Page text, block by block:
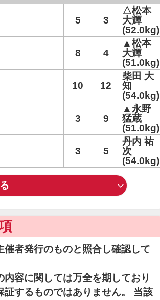
5 3
△松本
大輝
(52.0kg)
8 4
▲松本
大輝
(51.0kg)
10 12
柴田 大
知
(54.0kg)
3 9
▲永野
猛蔵
(51.0kg)
3 5
丹内 祐
次
(54.0kg)
者発行のものと照合し確認して
容に関しては万全を期しており
証するものではありません。 当該